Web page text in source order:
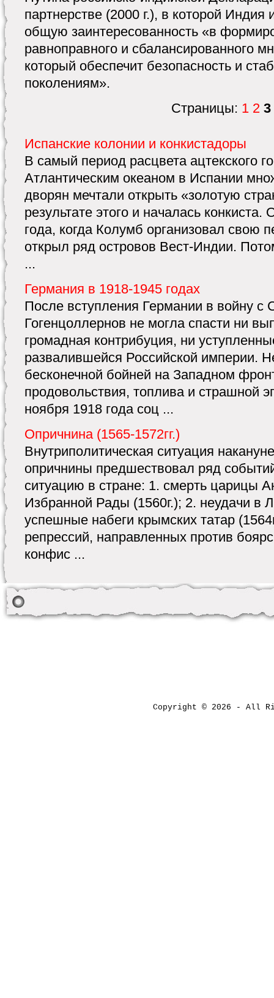
партнерстве (2000 г.), в которой Индия
общую заинтересованность «в
равноправного и сбалансированного
который обеспечит безопасность и
поколениям».
Страницы: 1 2 3
Испанские колонии и конкистадоры
В самый период расцвета ацтекского
Атлантическим океаном в Испании
дворян мечтали открыть «золотую
результате этого и началась
года, когда Колумб организовал свою
открыл ряд островов Вест-Индии.
...
Германия в 1918-1945 годах
После вступления Германии в войну
Гогенцоллернов не могла спасти ни
громадная контрибуция, ни
развалившейся Российской империи.
бесконечной бойней на Западном
продовольствия, топлива и страшной
ноября 1918 года соц ...
Опричнина (1565-1572гг.)
Внутриполитическая ситуация
опричнины предшествовал ряд
ситуацию в стране: 1. смерть царицы
Избранной Рады (1560г.); 2. неудачи в
успешные набеги крымских татар
репрессий, направленных против
конфис ...
Copyright © 2026 - All